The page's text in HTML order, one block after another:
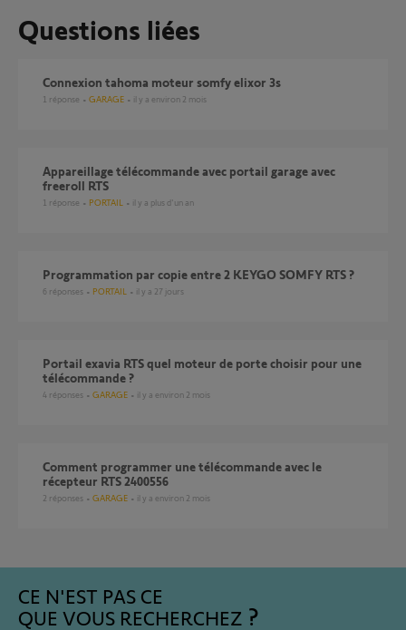
Questions liées
Connexion tahoma moteur somfy elixor 3s
1 réponse GARAGE il y a environ 2 mois
Appareillage télécommande avec portail garage avec
freeroll RTS
1 réponse PORTAIL il y a plus d'un an
Programmation par copie entre 2 KEYGO SOMFY RTS ?
6 réponses PORTAIL il y a 27 jours
Portail exavia RTS quel moteur de porte choisir pour une
télécommande ?
4 réponses GARAGE il y a environ 2 mois
Comment programmer une télécommande avec le
récepteur RTS 2400556
2 réponses GARAGE il y a environ 2 mois
CE N'EST PAS CE
QUE VOUS RECHERCHEZ